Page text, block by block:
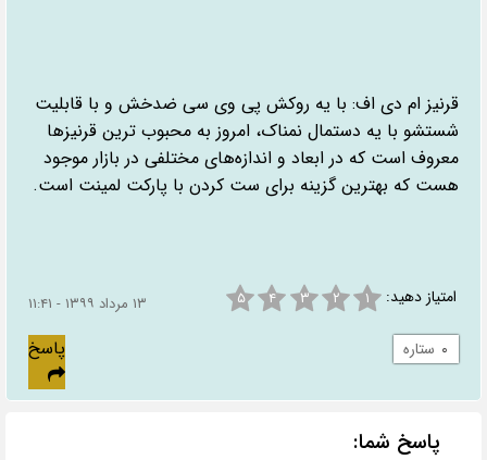
قرنیز ام دی اف: با یه روکش پی وی سی ضدخش و با قابلیت
شستشو با یه دستمال نمناک، امروز به محبوب ترین قرنیزها
معروف است که در ابعاد و اندازه‌های مختلفی در بازار موجود
هست که بهترین گزینه برای ست کردن با پارکت لمینت است.
امتیاز دهید: ۱ ۲ ۳ ۴ ۵ ۱۳ مرداد ۱۳۹۹ - ۱۱:۴۱
ستاره پاسخ
پاسخ شما: